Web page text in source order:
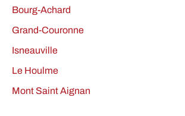
Bourg-Achard
Grand-Couronne
Isneauville
Le Houlme
Mont Saint Aignan